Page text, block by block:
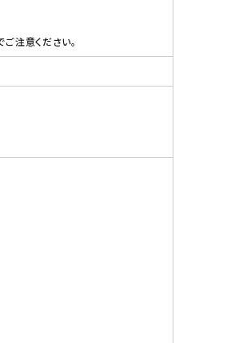
注意ください。